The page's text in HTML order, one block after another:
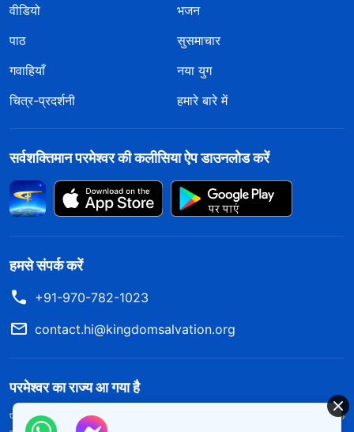
वीडियो
भजन
पाठ
सुसमाचार
गवाहियाँ
नया युग
चित्र-प्रदर्शनी
हमारे बारे में
सर्वशक्तिमान परमेश्वर की कलीसिया ऐप डाउनलोड करें
हमसे संपर्क करें
+91-970-782-1023
contact.hi@kingdomsalvation.org
परमेश्वर का राज्य आ गया है
परमेश्वर का राज्य पृथ्वी पर आ गया है! क्या आप इसमें प्रवेश करना चाहते हैं?
और अधिक